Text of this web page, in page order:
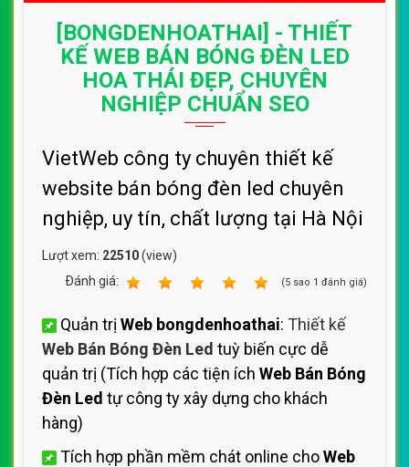
[BONGDENHOATHAI] - THIẾT
KẾ WEB BÁN BÓNG ĐÈN LED
HOA THÁI ĐẸP, CHUYÊN
NGHIỆP CHUẨN SEO
VietWeb công ty chuyên thiết kế
website bán bóng đèn led chuyên
nghiệp, uy tín, chất lượng tại Hà Nội
Lượt xem: 22510(view)
Ðánh giá:
(5 sao 1 đánh giá)
Quản trị Web bongdenhoathai: Thiết kế
Web Bán Bóng Đèn Led tuỳ biến cực dễ
quản trị (Tích hợp các tiện ích Web Bán Bóng
Đèn Led tự công ty xây dựng cho khách
hàng)
Tích hợp phần mềm chát online choWeb